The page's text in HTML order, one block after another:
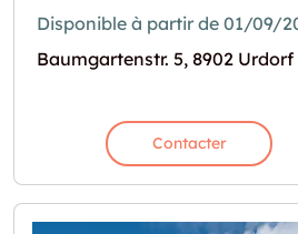
Disponible à partir de 01/09/
Baumgartenstr. 5, 8902 Urdorf
Contacter